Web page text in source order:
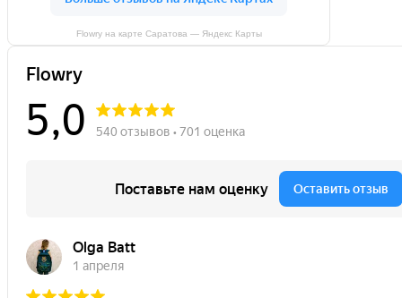
Flowry на карте Саратова — Яндекс Карты